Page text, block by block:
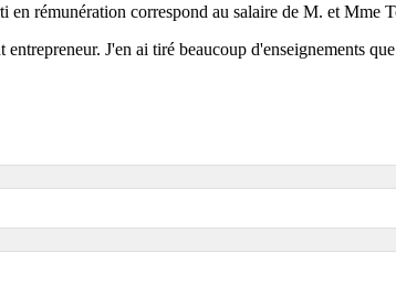
rémunération correspond au salaire de M. et Mme
J'en ai tiré beaucoup d'enseignements